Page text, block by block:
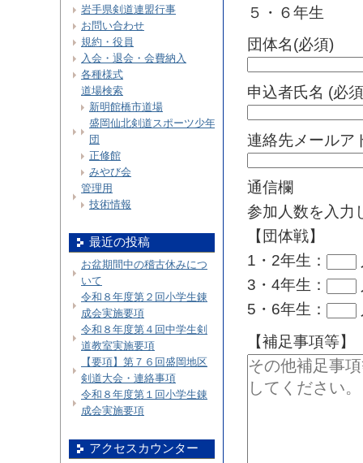
５・６年生
団体名(必須)
申込者氏名 (必
連絡先メールア
通信欄
参加人数を入力
【団体戦】
1・2年生：
3・4年生：
5・6年生：
【補足事項等】
岩手県剣道連盟行事
お問い合わせ
規約・役員
入会・退会・会費納入
各種様式
道場検索
新明館橋市道場
盛岡仙北剣道スポーツ少年
団
正修館
みやび会
管理用
技術情報
最近の投稿
お盆期間中の稽古休みにつ
いて
令和８年度第２回小学生錬
成会実施要項
令和８年度第４回中学生剣
道教室実施要項
【要項】第７６回盛岡地区
剣道大会・連絡事項
令和８年度第１回小学生錬
成会実施要項
アクセスカウンター